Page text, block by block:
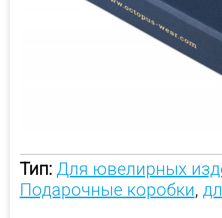
Тип: Для ювелирных
Подарочные коробки,